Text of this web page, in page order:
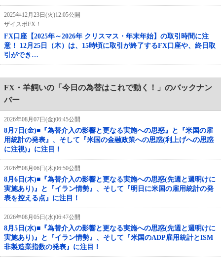
2025年12月23日(火)12:05公開
ザイスポFX！
FX口座【2025年～2026年 クリスマス・年末年始】の取引時間に注
意！ 12月25日（木）は、15時頃に取引が終了するFX口座や、終日取
引ができ…
FX・羊飼いの「今日の為替はこれで動く！」のバックナン
バー
2026年08月07日(金)06:45公開
8月7日(金)■『為替介入の影響と更なる実施への思惑』と『米国の雇
用統計の発表』、そして『米国の金融政策への思惑(利上げへの思惑
に注視)』に注目！
2026年08月06日(木)06:50公開
8月6日(木)■『為替介入の影響と更なる実施への思惑(先週と週明けに
実施あり)』と『イラン情勢』、そして『明日に米国の雇用統計の発
表を控える点』に注目！
2026年08月05日(水)06:47公開
8月5日(水)■『為替介入の影響と更なる実施への思惑(先週と週明けに
実施あり)』と『イラン情勢』、そして『米国のADP雇用統計とISM
非製造業指数の発表』に注目！